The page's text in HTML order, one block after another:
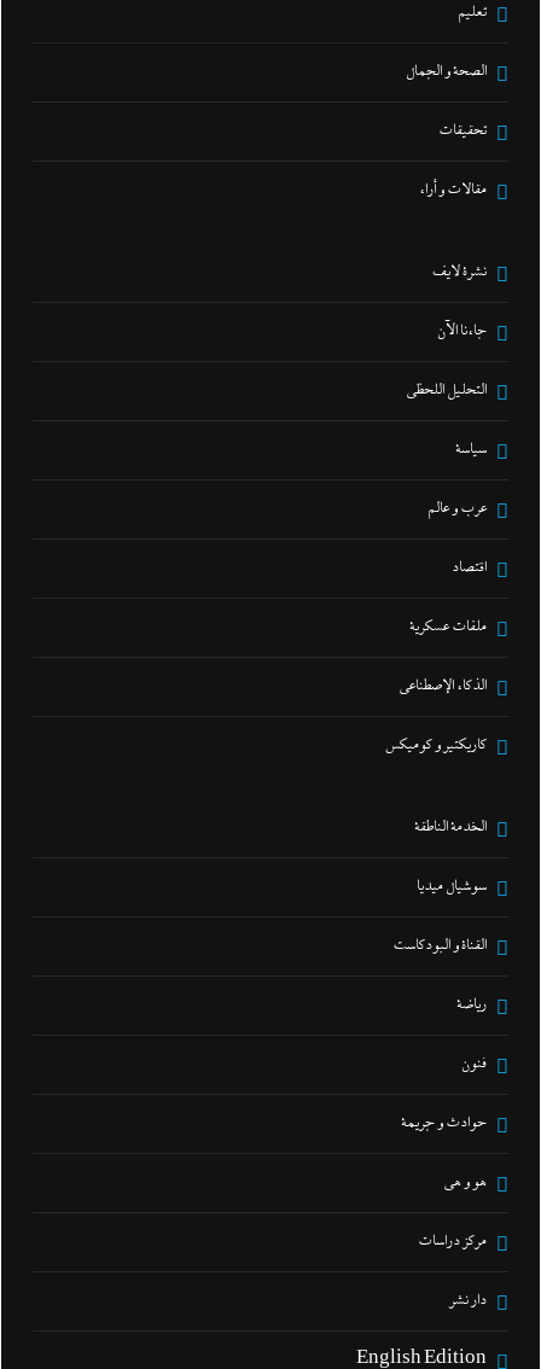
تعليم
الصحة و الجمال
تحقيقات
مقالات و أراء
نشرة لايف
جاءنا الآن
التحليل اللحظي
سياسة
عرب و عالم
اقتصاد
ملفات عسكرية
الذكاء الإصطناعي
كاريكتير و كوميكس
الخدمة الناطقة
سوشيال ميديا
القناة و البودكاست
رياضة
فنون
حوادث و جريمة
هو و هي
مركز دراسات
دار نشر
English Edition